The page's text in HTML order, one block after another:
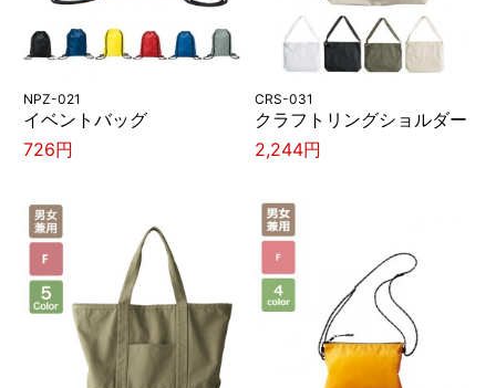
NPZ-021
イベントバッグ
726円
CRS-031
クラフトリングショルダー
2,244円